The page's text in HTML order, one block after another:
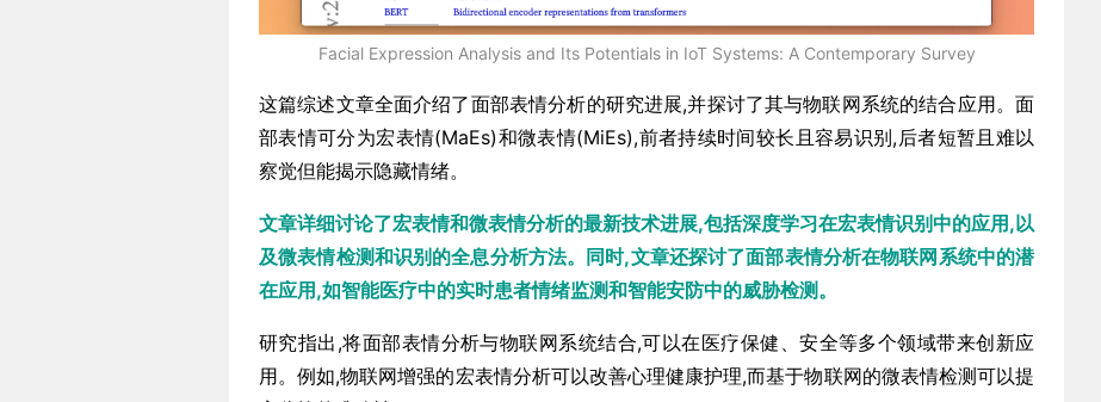
Facial Expression Analysis and Its Potentials in IoT Systems: A Contemporary Survey
这篇综述文章全面介绍了面部表情分析的研究进展,并探讨了其与物联网系统的结合应用。面
部表情可分为宏表情(MaEs)和微表情(MiEs),前者持续时间较长且容易识别,后者短暂且难以
察觉但能揭示隐藏情绪。
文章详细讨论了宏表情和微表情分析的最新技术进展,包括深度学习在宏表情识别中的应用,以
及微表情检测和识别的全息分析方法。同时,文章还探讨了面部表情分析在物联网系统中的潜
在应用,如智能医疗中的实时患者情绪监测和智能安防中的威胁检测。
研究指出,将面部表情分析与物联网系统结合,可以在医疗保健、安全等多个领域带来创新应
用。例如,物联网增强的宏表情分析可以改善心理健康护理,而基于物联网的微表情检测可以提